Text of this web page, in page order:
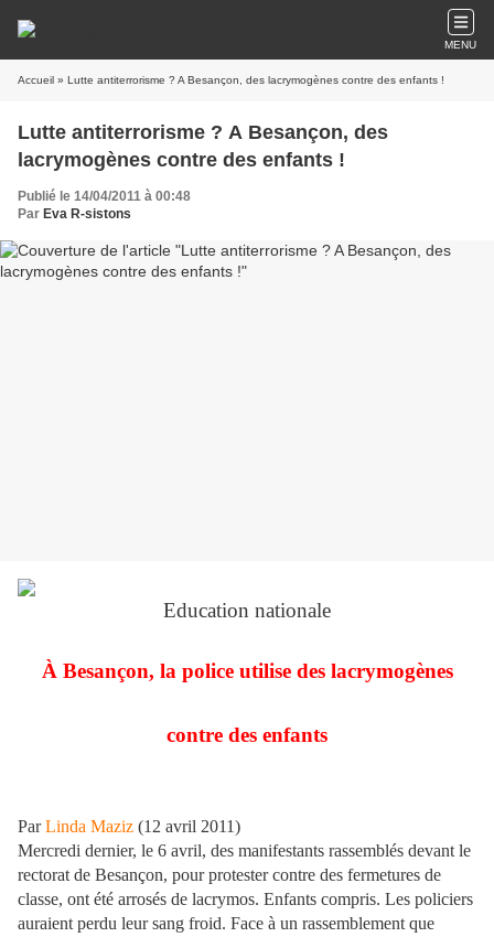
MENU
Accueil » Lutte antiterrorisme ? A Besançon, des lacrymogènes contre des enfants !
Lutte antiterrorisme ? A Besançon, des
lacrymogènes contre des enfants !
Publié le 14/04/2011 à 00:48
Par Eva R-sistons
Education nationale
À Besançon, la police utilise des lacrymogènes
contre des enfants
ParLinda Maziz (12 avril 2011)
Mercredi dernier, le 6 avril, des manifestants rassemblés devant le
rectorat de Besançon, pour protester contre des fermetures de
classe, ont été arrosés de lacrymos. Enfants compris. Les policiers
auraient perdu leur sang froid. Face à un rassemblement que